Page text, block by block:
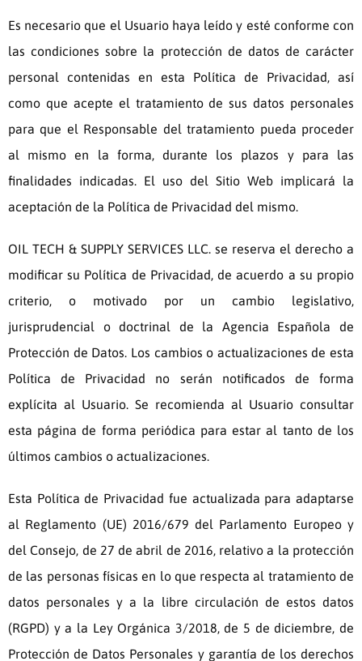
Es necesario que el Usuario haya leído y esté conforme con
las condiciones sobre la protección de datos de carácter
personal contenidas en esta Política de Privacidad, así
como que acepte el tratamiento de sus datos personales
para que el Responsable del tratamiento pueda proceder
al mismo en la forma, durante los plazos y para las
finalidades indicadas. El uso del Sitio Web implicará la
aceptación de la Política de Privacidad del mismo.
OIL TECH & SUPPLY SERVICES LLC. se reserva el derecho a
modificar su Política de Privacidad, de acuerdo a su propio
criterio, o motivado por un cambio legislativo,
jurisprudencial o doctrinal de la Agencia Española de
Protección de Datos. Los cambios o actualizaciones de esta
Política de Privacidad no serán notificados de forma
explícita al Usuario. Se recomienda al Usuario consultar
esta página de forma periódica para estar al tanto de los
últimos cambios o actualizaciones.
Esta Política de Privacidad fue actualizada para adaptarse
al Reglamento (UE) 2016/679 del Parlamento Europeo y
del Consejo, de 27 de abril de 2016, relativo a la protección
de las personas físicas en lo que respecta al tratamiento de
datos personales y a la libre circulación de estos datos
(RGPD) y a la Ley Orgánica 3/2018, de 5 de diciembre, de
Protección de Datos Personales y garantía de los derechos